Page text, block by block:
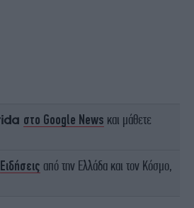
στο Google News και μάθετε
Ειδήσεις από την Ελλάδα και τον Κόσμο,